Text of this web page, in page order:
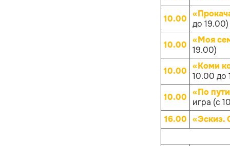
10.00 до 19.00)
10.00 «Моя
19.00)
10.00 «Коми
10.00 до
10.00 «По
игра (с
16.00 «Эскиз.